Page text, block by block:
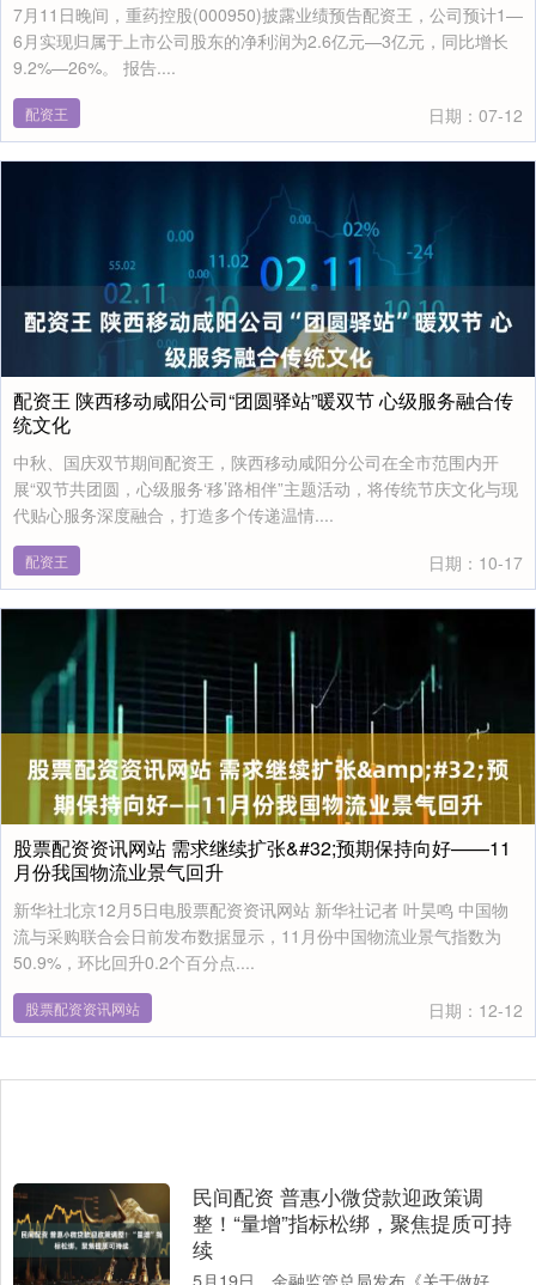
7月11日晚间，重药控股(000950)披露业绩预告配资王，公司预计1—
6月实现归属于上市公司股东的净利润为2.6亿元—3亿元，同比增长
9.2%—26%。 报告....
配资王 日期：07-12
配资王 陕西移动咸阳公司“团圆驿站”暖双节 心级服务融合传
统文化
中秋、国庆双节期间配资王，陕西移动咸阳分公司在全市范围内开
展“双节共团圆，心级服务‘移’路相伴”主题活动，将传统节庆文化与现
代贴心服务深度融合，打造多个传递温情....
配资王 日期：10-17
股票配资资讯网站 需求继续扩张&#32;预期保持向好——11
月份我国物流业景气回升
新华社北京12月5日电股票配资资讯网站 新华社记者 叶昊鸣 中国物
流与采购联合会日前发布数据显示，11月份中国物流业景气指数为
50.9%，环比回升0.2个百分点....
股票配资资讯网站 日期：12-12
民间配资 普惠小微贷款迎政策调
整！“量增”指标松绑，聚焦提质可持
续
5月19日，金融监管总局发布《关于做好